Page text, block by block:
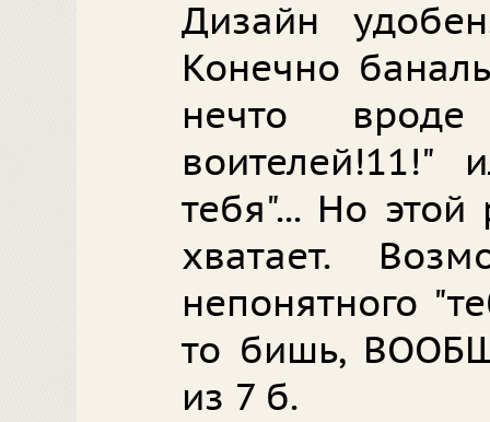
Дизайн
Конечно
нечто
воителей!11!"
тебя"... Но
хватает.
непонятного
то бишь,
из 7 б.